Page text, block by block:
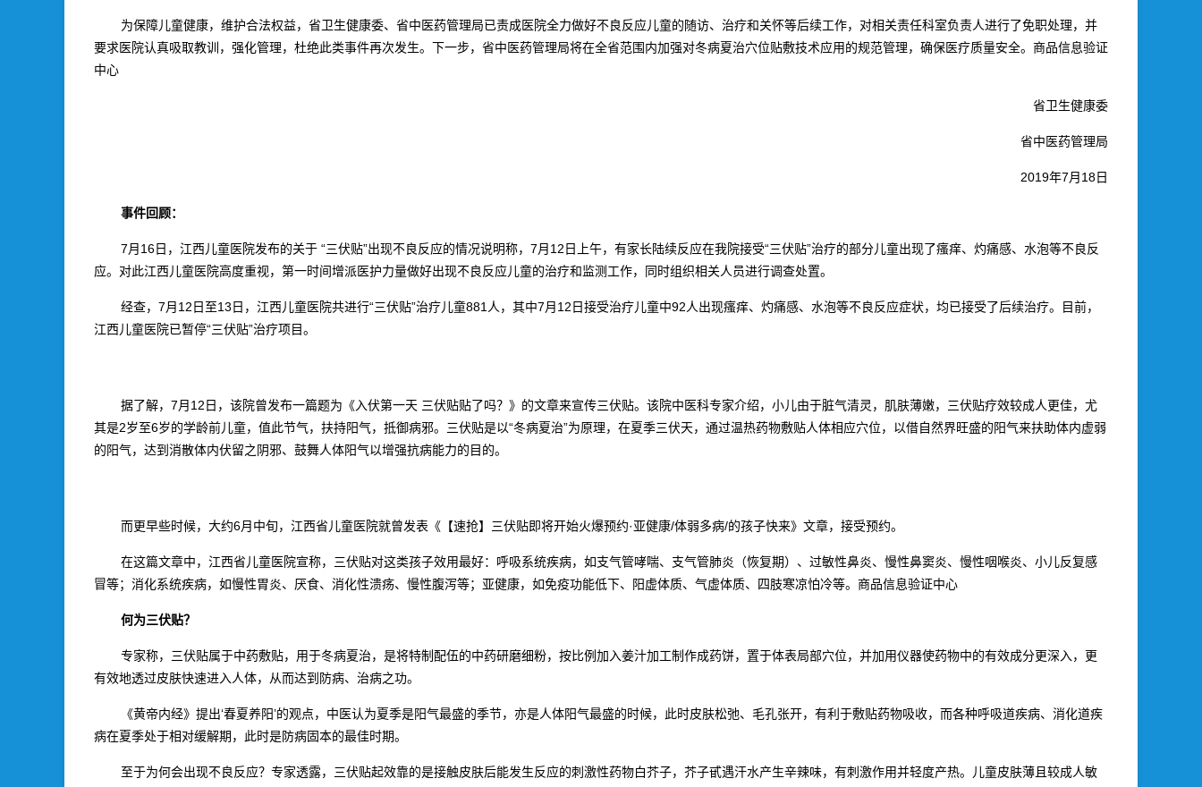
为保障儿童健康，维护合法权益，省卫生健康委、省中医药管理局已责成医院全力做好不良反应儿童的随访、治疗和关怀等后续工作，对相关责任科室负责人进行了免职处理，并
要求医院认真吸取教训，强化管理，杜绝此类事件再次发生。下一步，省中医药管理局将在全省范围内加强对冬病夏治穴位贴敷技术应用的规范管理，确保医疗质量安全。商品信息验证
中心
省卫生健康委
省中医药管理局
2019年7月18日
事件回顾：
7月16日，江西儿童医院发布的关于 “三伏贴”出现不良反应的情况说明称，7月12日上午，有家长陆续反应在我院接受“三伏贴”治疗的部分儿童出现了瘙痒、灼痛感、水泡等不良反
应。对此江西儿童医院高度重视，第一时间增派医护力量做好出现不良反应儿童的治疗和监测工作，同时组织相关人员进行调查处置。
经查，7月12日至13日，江西儿童医院共进行“三伏贴”治疗儿童881人，其中7月12日接受治疗儿童中92人出现瘙痒、灼痛感、水泡等不良反应症状，均已接受了后续治疗。目前，
江西儿童医院已暂停“三伏贴”治疗项目。
据了解，7月12日，该院曾发布一篇题为《入伏第一天 三伏贴贴了吗？》的文章来宣传三伏贴。该院中医科专家介绍，小儿由于脏气清灵，肌肤薄嫩，三伏贴疗效较成人更佳，尤
其是2岁至6岁的学龄前儿童，值此节气，扶持阳气，抵御病邪。三伏贴是以“冬病夏治”为原理，在夏季三伏天，通过温热药物敷贴人体相应穴位，以借自然界旺盛的阳气来扶助体内虚弱
的阳气，达到消散体内伏留之阴邪、鼓舞人体阳气以增强抗病能力的目的。
而更早些时候，大约6月中旬，江西省儿童医院就曾发表《【速抢】三伏贴即将开始火爆预约·亚健康/体弱多病/的孩子快来》文章，接受预约。
在这篇文章中，江西省儿童医院宣称，三伏贴对这类孩子效用最好：呼吸系统疾病，如支气管哮喘、支气管肺炎（恢复期）、过敏性鼻炎、慢性鼻窦炎、慢性咽喉炎、小儿反复感
冒等；消化系统疾病，如慢性胃炎、厌食、消化性溃疡、慢性腹泻等；亚健康，如免疫功能低下、阳虚体质、气虚体质、四肢寒凉怕冷等。商品信息验证中心
何为三伏贴？
专家称，三伏贴属于中药敷贴，用于冬病夏治，是将特制配伍的中药研磨细粉，按比例加入姜汁加工制作成药饼，置于体表局部穴位，并加用仪器使药物中的有效成分更深入，更
有效地透过皮肤快速进入人体，从而达到防病、治病之功。
《黄帝内经》提出‘春夏养阳’的观点，中医认为夏季是阳气最盛的季节，亦是人体阳气最盛的时候，此时皮肤松弛、毛孔张开，有利于敷贴药物吸收，而各种呼吸道疾病、消化道疾
病在夏季处于相对缓解期，此时是防病固本的最佳时期。
至于为何会出现不良反应？专家透露，三伏贴起效靠的是接触皮肤后能发生反应的刺激性药物白芥子，芥子甙遇汗水产生辛辣味，有刺激作用并轻度产热。儿童皮肤薄且较成人敏